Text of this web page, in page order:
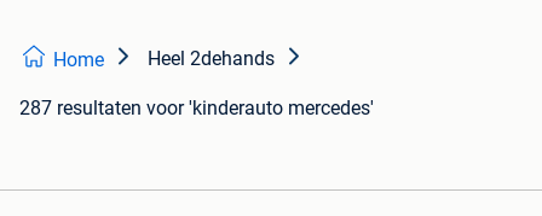
Home Heel 2dehands
287 resultaten voor 'kinderauto mercedes'